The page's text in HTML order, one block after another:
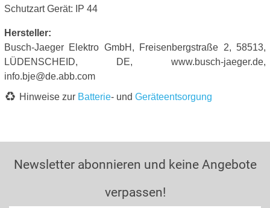
Schutzart Gerät: IP 44
Hersteller:
Busch-Jaeger Elektro GmbH, Freisenbergstraße 2, 58513,
LÜDENSCHEID, DE, www.busch-jaeger.de,
info.bje@de.abb.com
Hinweise zur Batterie- und Geräteentsorgung
Newsletter abonnieren und keine Angebote
verpassen!